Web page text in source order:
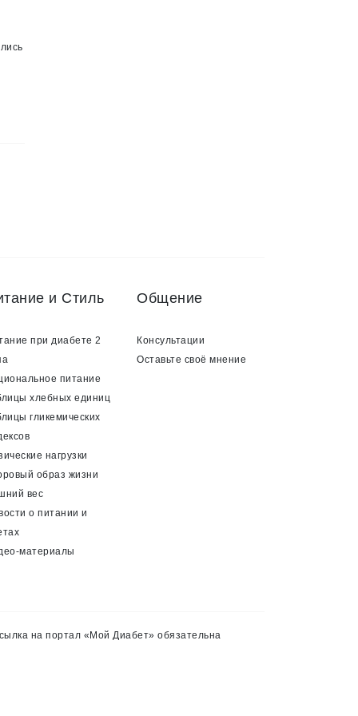
и Стиль
при диабете 2
питание
хлебных единиц
гликемических
нагрузки
образ жизни
вес
о питании и
материалы
Общение
Консультации
Оставьте своё мнение
на портал «Мой Диабет» обязательна